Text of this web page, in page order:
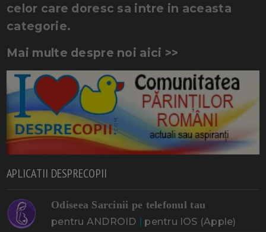
celor care doresc sa intre in aceasta
categorie.
Mai multe despre noi aici >>
APLICATII DESPRECOPII
Odiseea Sarcinii pe telefonul tau
pentru ANDROID | pentru IOS (Apple)